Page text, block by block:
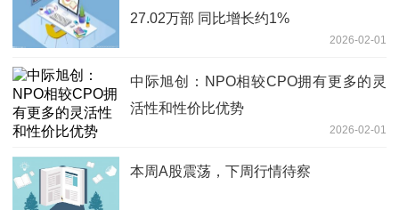
27.02万部 同比增长约1%
2026-02-01
中际旭创：NPO相较CPO拥有更多的灵
活性和性价比优势
2026-02-01
本周A股震荡，下周行情待察